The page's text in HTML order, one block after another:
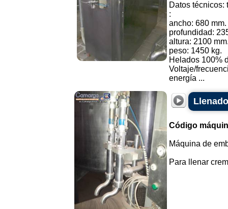
Datos técnicos:
:
ancho: 680 mm.
profundidad:
altura: 2100
peso: 1450 kg.
Helados 100%
Voltaje/
energía ...
Código
Máquina de
Para llenar